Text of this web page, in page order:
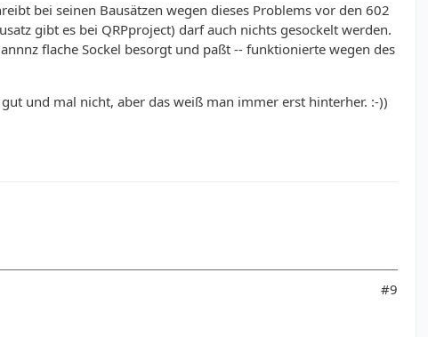
bei seinen Bausätzen wegen dieses Problems vor den 602
gibt es bei QRPproject) darf auch nichts gesockelt werden.
flache Sockel besorgt und paßt -- funktionierte wegen des
und mal nicht, aber das weiß man immer erst hinterher. :-))
#9